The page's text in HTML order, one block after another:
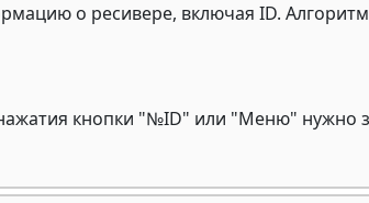
о ресивере, включая ID.
кнопки "№ID" или "Меню" нужно